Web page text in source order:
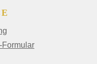
Formular